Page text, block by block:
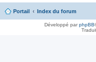
Portail Index du forum
Développé parphpBB